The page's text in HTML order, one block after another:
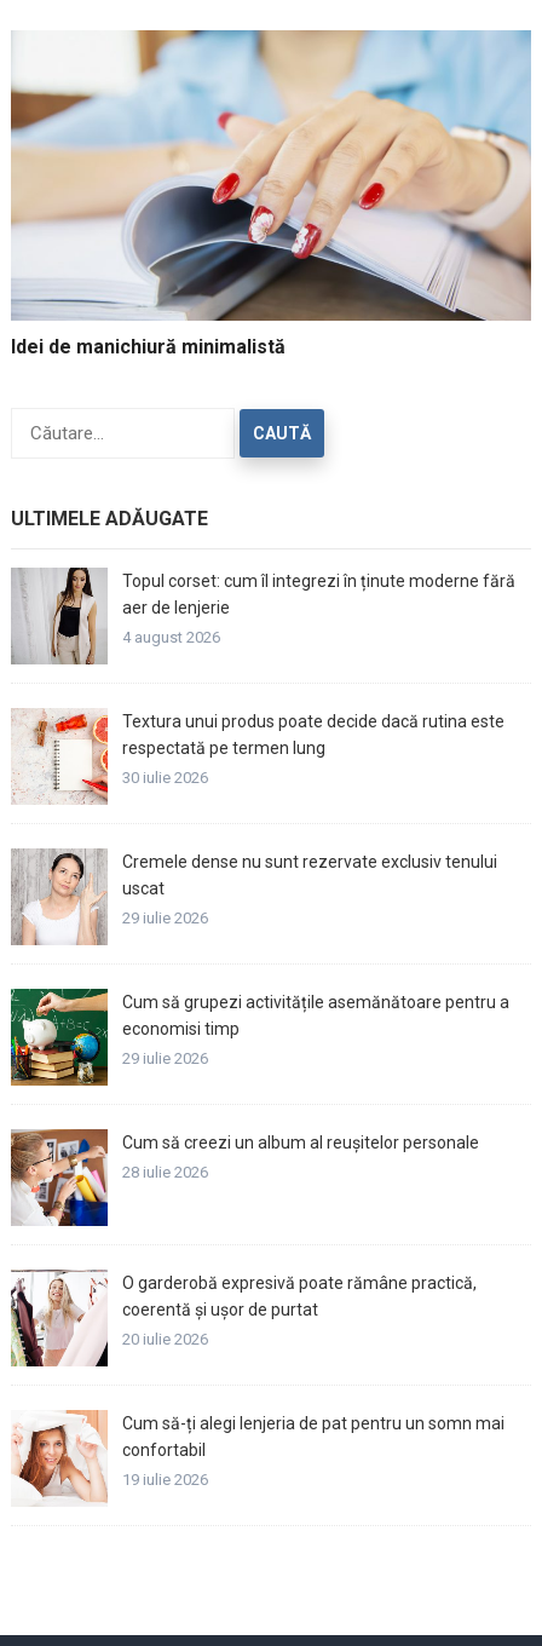
Idei de manichiură minimalistă
după:
ULTIMELE ADĂUGATE
Topul corset: cum îl integrezi în ținute moderne fără
aer de lenjerie
4 august 2026
Textura unui produs poate decide dacă rutina este
respectată pe termen lung
30 iulie 2026
Cremele dense nu sunt rezervate exclusiv tenului
uscat
29 iulie 2026
Cum să grupezi activitățile asemănătoare pentru a
economisi timp
29 iulie 2026
Cum să creezi un album al reușitelor personale
28 iulie 2026
O garderobă expresivă poate rămâne practică,
coerentă și ușor de purtat
20 iulie 2026
Cum să-ți alegi lenjeria de pat pentru un somn mai
confortabil
19 iulie 2026